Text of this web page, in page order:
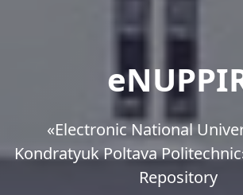
«Еlectronic National
Kondratyuk Poltava
Repository